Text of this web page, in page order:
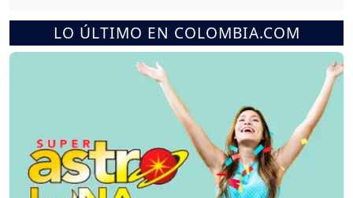
LO ÚLTIMO EN COLOMBIA.COM